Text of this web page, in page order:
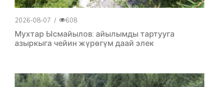
2026-08-07 / 608
Мухтар Ысмайылов: айылымды тартууга
азыркыга чейин жүрөгүм даай элек